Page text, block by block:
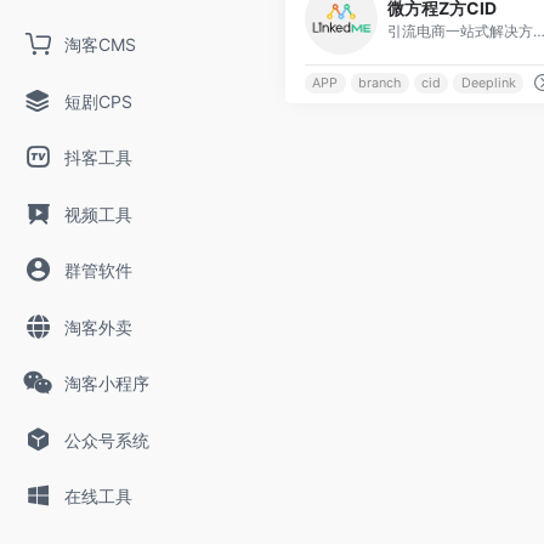
淘客CMS
短剧CPS
抖客工具
视频工具
群管软件
淘客外卖
淘客小程序
公众号系统
在线工具
微方程Z方CID
引流电商一站式解决方案
APP branch cid Deeplink